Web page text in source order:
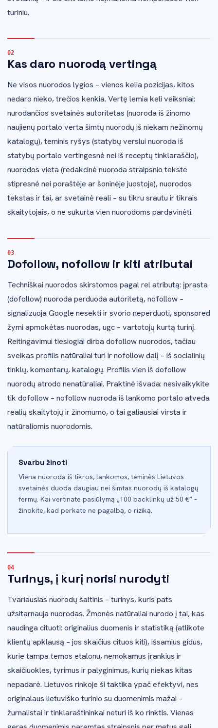
turiniu.
Kas daro nuorodą vertingą
Ne visos nuorodos lygios – vienos kelia pozicijas, kitos
nedaro nieko, trečios kenkia. Vertę lemia keli veiksniai:
nurodančios svetainės autoritetas (nuoroda iš žinomo
naujienų portalo verta šimtų nuorodų iš niekam nežinomų
katalogų), teminis ryšys (statybų verslui nuoroda iš
statybų portalo vertingesnė nei iš receptų tinklaraščio),
nuorodos vieta (redakcinė nuoroda straipsnio tekste
stipresnė nei poraštėje ar šoninėje juostoje), nuorodos
tekstas ir tai, ar svetainė reali – su tikru srautu ir tikrais
skaitytojais, o ne sukurta vien nuorodoms pardavinėti.
Dofollow, nofollow ir kiti atributai
Techniškai nuorodos skirstomos pagal rel atributą: įprasta
(dofollow) nuoroda perduoda autoritetą, nofollow –
signalizuoja Google nesekti ir svorio neperduoti, sponsored
žymi apmokėtas nuorodas, ugc – vartotojų kurtą turinį.
Reitingavimui tiesiogiai dirba dofollow nuorodos, tačiau
sveikas profilis natūraliai turi ir nofollow dalį – iš socialinių
tinklų, komentarų, katalogų. Profilis vien iš dofollow
nuorodų atrodo nenatūraliai. Praktinė išvada: nesivaikykite
tik dofollow – nofollow nuoroda iš lankomo portalo atveda
realių skaitytojų ir žinomumo, o tai galiausiai virsta ir
natūraliomis nuorodomis.
Svarbu žinoti
Viena nuoroda iš tikros, lankomos, teminės Lietuvos
svetainės duoda daugiau nei šimtas nuorodų iš katalogų
fermų. Kai vertinate pasiūlymą „100 backlinkų už 50 €” –
žinokite, kad perkate ne pagalbą, o riziką.
Turinys, į kurį norisi nurodyti
Tvariausias nuorodų šaltinis – turinys, kuris pats
užsitarnauja nuorodas. Žmonės natūraliai nurodo į tai, kas
naudinga cituoti: originalius duomenis ir statistiką (atlikote
klientų apklausą – jos skaičius cituos kiti), išsamius gidus,
kurie tampa temos etalonu, nemokamus įrankius ir
skaičiuokles, tyrimus ir palyginimus, kurių niekas kitas
nepadarė. Lietuvos rinkoje ši taktika ypač efektyvi, nes
originalaus lietuviško turinio su duomenimis mažai –
žurnalistai ir tinklaraštininkai neturi iš ko rinktis. Vienas